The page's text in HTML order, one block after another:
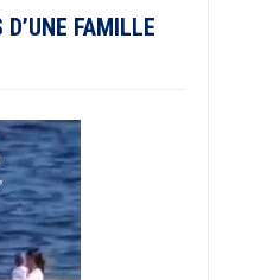
FAMILLE